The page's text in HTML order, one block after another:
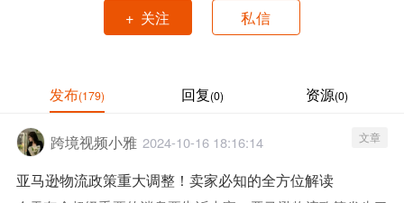
+ 关注 私信
发布(179) 回复(0) 资源(0)
跨境视频小雅 2024-10-16 18:16:14 文章
亚马逊物流政策重大调整！卖家必知的全方位解读